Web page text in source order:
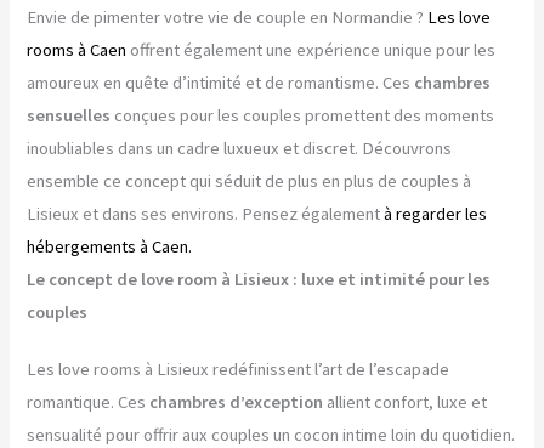
Envie de pimenter votre vie de couple en Normandie ? Les love
rooms à Caen offrent également une expérience unique pour les
amoureux en quête d’intimité et de romantisme. Ces chambres
sensuelles conçues pour les couples promettent des moments
inoubliables dans un cadre luxueux et discret. Découvrons
ensemble ce concept qui séduit de plus en plus de couples à
Lisieux et dans ses environs. Pensez égalementà regarder les
hébergements à Caen.
Le concept de love room à Lisieux : luxe et intimité pour les
couples
Les love rooms à Lisieux redéfinissent l’art de l’escapade
romantique. Ces chambres d’exception allient confort, luxe et
sensualité pour offrir aux couples un cocon intime loin du quotidien.